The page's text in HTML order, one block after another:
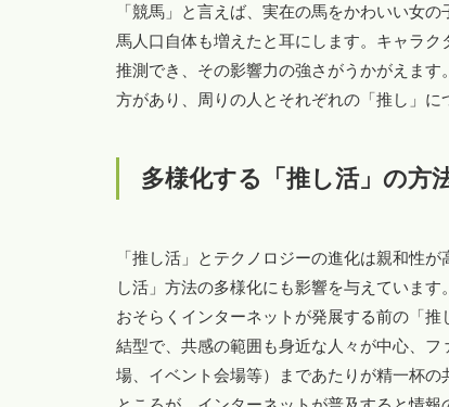
「競馬」と言えば、実在の馬をかわいい女
馬人口自体も増えたと耳にします。キャラ
推測でき、その影響力の強さがうかがえま
方があり、周りの人とそれぞれの「推し」に
多様化する「推し活」の方
「推し活」とテクノロジーの進化は親和性
し活」方法の多様化にも影響を与えています。
おそらくインターネットが発展する前の「
結型で、共感の範囲も身近な人々が中心、
場、イベント会場等）まであたりが精一杯の